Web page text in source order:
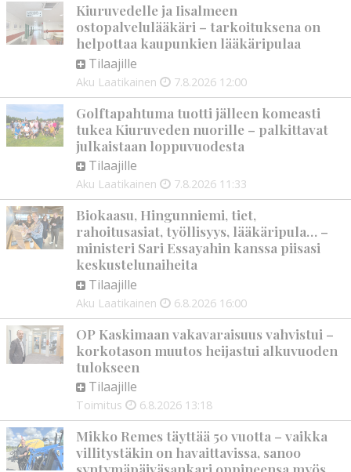
Kiuruvedelle ja Iisalmeen
ostopalvelulääkäri – tarkoituksena on
helpottaa kaupunkien lääkäripulaa
Tilaajille
Aku Laatikainen 7.8.2026 12:00
Golftapahtuma tuotti jälleen komeasti
tukea Kiuruveden nuorille – palkittavat
julkaistaan loppuvuodesta
Tilaajille
Aku Laatikainen 7.8.2026 11:33
Biokaasu, Hingunniemi, tiet,
rahoitusasiat, työllisyys, lääkäripula… –
ministeri Sari Essayahin kanssa piisasi
keskustelunaiheita
Tilaajille
Aku Laatikainen 6.8.2026 16:00
OP Kaskimaan vakavaraisuus vahvistui –
korkotason muutos heijastui alkuvuoden
tulokseen
Tilaajille
Toimitus 6.8.2026 13:18
Mikko Remes täyttää 50 vuotta – vaikka
villitystäkin on havaittavissa, sanoo